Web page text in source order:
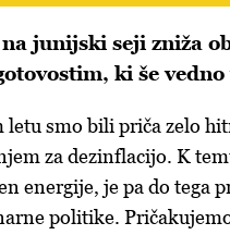
junijski seji zniža
ki še
letu smo bili priča zelo
za dezinflacijo. K
energije, je pa do tega
politike.